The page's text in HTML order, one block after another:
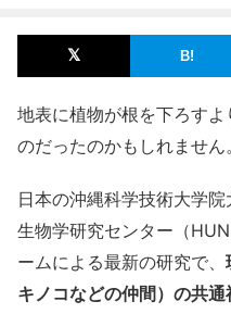
地表に植物が根を下ろす
のだったのかもしれません。
日本の沖縄科学技術大学
生物学研究センター（
ームによる最新の研究で、
キノコなどの仲間）の共